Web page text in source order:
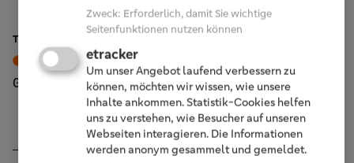
TOP BEITRÄGE
Vor Ort
Wiehl, 2. Juli 2026
Generationenwechsel an der Spitze
Zweck: Erforderlich, damit Sie wichtige
Seitenfunktionen nutzen können
etracker
Um unser Angebot laufend verbessern zu
können, möchten wir wissen, wie unsere
Inhalte ankommen. Statistik-Cookies helfen
uns zu verstehen, wie Besucher auf unseren
Webseiten interagieren. Die Informationen
werden anonym gesammelt und gemeldet.